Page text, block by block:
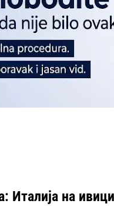
Италија на